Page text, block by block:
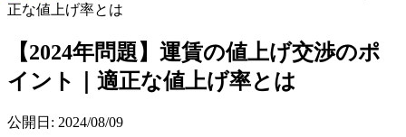
正な値上げ率とは
【2024年問題】運賃の値上げ交渉のポ
イント｜適正な値上げ率とは
公開日: 2024/08/09